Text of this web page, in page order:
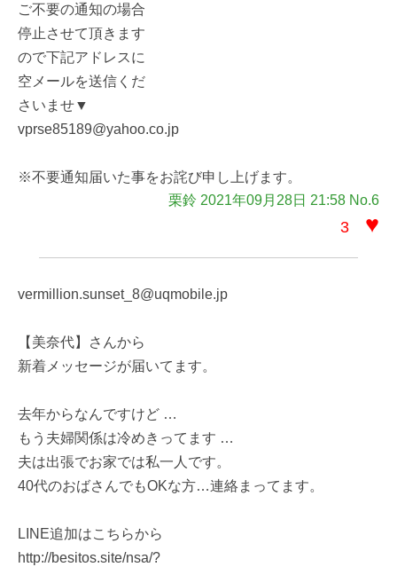
ご不要の通知の場合
停止させて頂きます
ので下記アドレスに
空メールを送信くだ
さいませ▼
vprse85189@yahoo.co.jp
※不要通知届いた事をお詫び申し上げます。
栗鈴 2021年09月28日 21:58 No.6
3 ♥
vermillion.sunset_8@uqmobile.jp
【美奈代】さんから
新着メッセージが届いてます。
去年からなんですけど …
もう夫婦関係は冷めきってます …
夫は出張でお家では私一人です。
40代のおばさんでもOKな方…連絡まってます。
LINE追加はこちらから
http://besitos.site/nsa/?